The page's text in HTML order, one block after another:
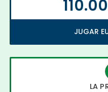
JUGAR
LA